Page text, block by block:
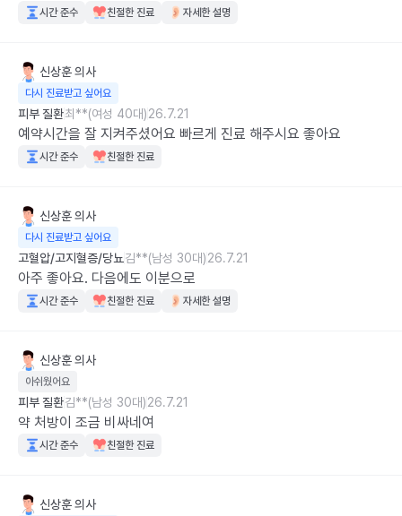
시간 준수 친절한 진료 자세한 설명
신상훈의사
다시 진료받고 싶어요
피부 질환최**(여성 40대)26.7.21
예약시간을 잘 지켜주셨어요 빠르게 진료 해주시요 좋아요
시간 준수 친절한 진료
신상훈의사
다시 진료받고 싶어요
고혈압/고지혈증/당뇨김**(남성 30대)26.7.21
아주 좋아요. 다음에도 이분으로
시간 준수 친절한 진료 자세한 설명
신상훈의사
아쉬웠어요
피부 질환김**(남성 30대)26.7.21
약 처방이 조금 비싸네여
시간 준수 친절한 진료
신상훈의사